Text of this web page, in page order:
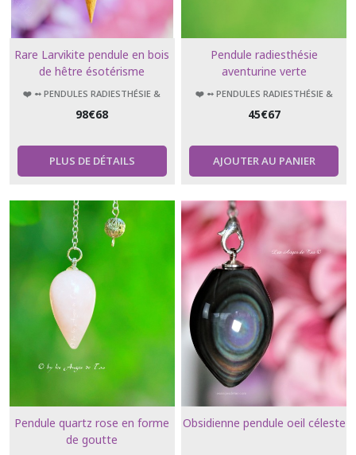
Rare Larvikite pendule en bois
de hêtre ésotérisme
radiesthésie
❤️ ➻ PENDULES RADIESTHÉSIE &
98€68
PLUS DE DÉTAILS
Pendule radiesthésie
aventurine verte
❤️ ➻ PENDULES RADIESTHÉSIE &
45€67
AJOUTER AU PANIER
Pendule quartz rose en forme
de goutte
Obsidienne pendule oeil céleste